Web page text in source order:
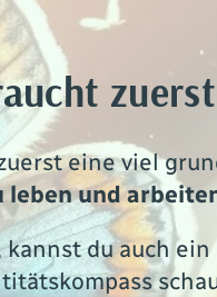
eine viel
und
du auch